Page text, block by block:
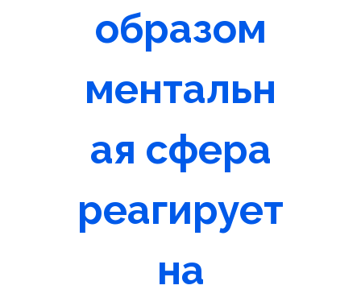
образом
ментальн
ая сфера
реагирует
на